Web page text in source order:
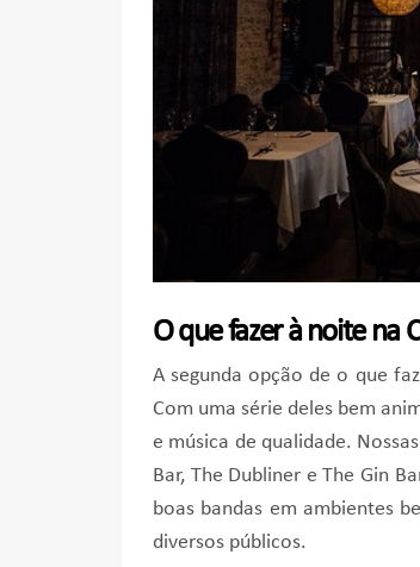
O que fazer à noite na
A segunda opção de o que
Com uma série deles bem
e música de qualidade.
Bar, The Dubliner e The Gin
boas bandas em ambientes
diversos públicos.